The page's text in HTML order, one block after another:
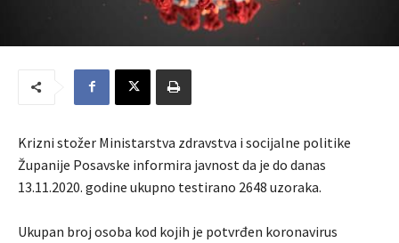
Krizni stožer Ministarstva zdravstva i socijalne politike
Županije Posavske informira javnost da je do danas
13.11.2020. godine ukupno testirano 2648 uzoraka.
Ukupan broj osoba kod kojih je potvrđen koronavirus